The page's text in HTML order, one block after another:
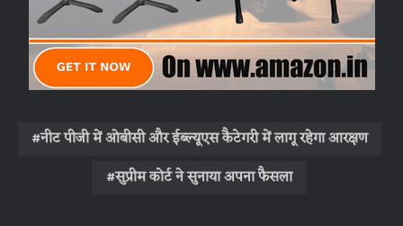
नीट पीजी में ओबीसी और ईब्ल्यूएस कैटेगरी में लागू रहेगा आरक्षण
सुप्रीम कोर्ट ने सुनाया अपना फैसला